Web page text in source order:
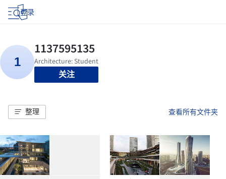
登录
关注
整理 查看所有文件夹